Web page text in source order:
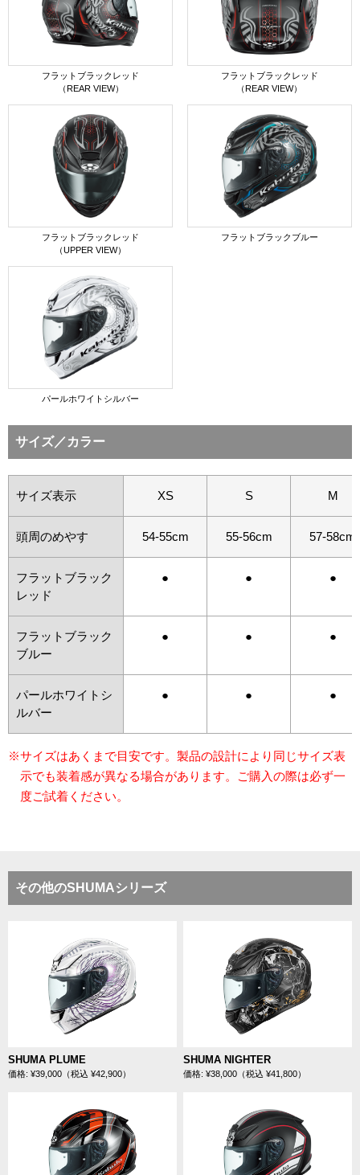
フラットブラックレッド
（REAR VIEW）
フラットブラックレッド
（REAR VIEW）
フラットブラックレッド
（UPPER VIEW）
フラットブラックブルー
パールホワイトシルバー
サイズ／カラー
サイズ表示 XS S M
頭周のめやす 54-55cm 55-56cm 57-58cm
フラットブラック
レッド
● ● ●
フラットブラック
ブルー
● ● ●
パールホワイトシ
ルバー
● ● ●
※サイズはあくまで目安です。製品の設計により同じサイズ表
示でも装着感が異なる場合があります。ご購入の際は必ず一
度ご試着ください。
その他のSHUMAシリーズ
SHUMA PLUME
価格: ¥39,000（税込 ¥42,900）
SHUMA NIGHTER
価格: ¥38,000（税込 ¥41,800）